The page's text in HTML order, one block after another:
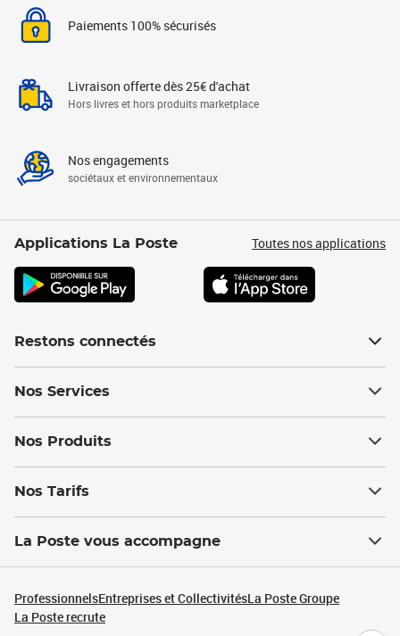
Paiements 100% sécurisés
Livraison offerte dès 25€ d'achat
Hors livres et hors produits marketplace
Nos engagements
sociétaux et environnementaux
Applications La Poste Toutes nos applications
Restons connectés
Nos Services
Nos Produits
Nos Tarifs
La Poste vous accompagne
ProfessionnelsEntreprises et CollectivitésLa Poste Groupe
La Poste recrute